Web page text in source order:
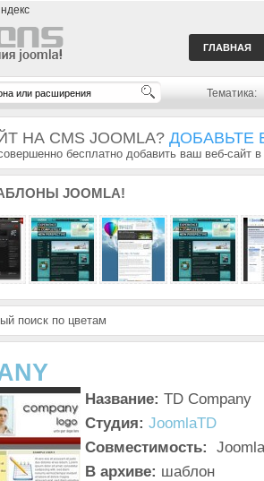
ГЛАВНАЯ
Тематика:
НА CMS JOOMLA? ДОБАВЬТЕ
бесплатно добавить ваш веб-сайт
JOOMLA!
поиск по цветам
Название: TD Company
Студия: JoomlaTD
Совместимость:
В архиве: шаблон